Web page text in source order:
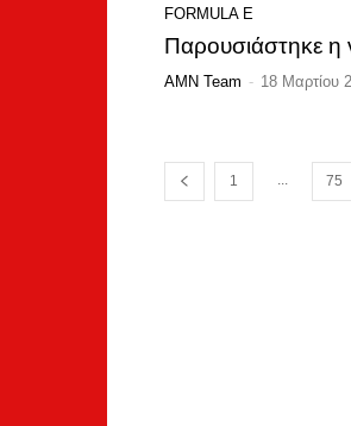
FORMULA E
Παρουσιάστηκε η
AMN Team - 18 Μαρτίου
1 75